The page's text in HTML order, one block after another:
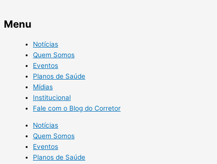
Menu
Notícias
Quem Somos
Eventos
Planos de Saúde
Mídias
Institucional
Fale com o Blog do Corretor
Notícias
Quem Somos
Eventos
Planos de Saúde